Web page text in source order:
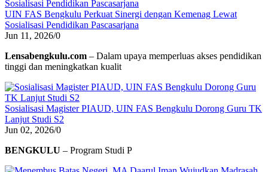
UIN FAS Bengkulu Perkuat Sinergi dengan Kemenag Lewat
Sosialisasi Pendidikan Pascasarjana
Jun 11, 2026/0
Lensabengkulu.com – Dalam upaya memperluas akses pendidikan
tinggi dan meningkatkan kualit
Sosialisasi Magister PIAUD, UIN FAS Bengkulu Dorong Guru TK
Lanjut Studi S2
Jun 02, 2026/0
BENGKULU – Program Studi P